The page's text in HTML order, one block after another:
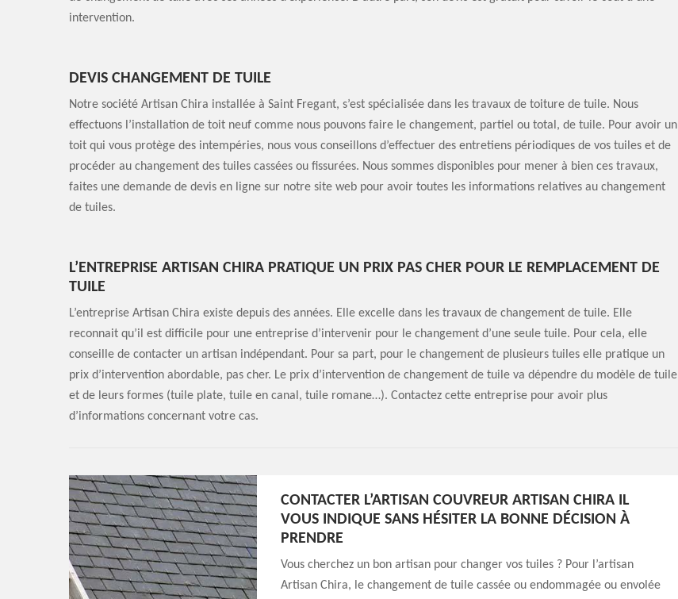
intervention.
DEVIS CHANGEMENT DE TUILE
Notre société Artisan Chira installée à Saint Fregant, s’est spécialisée dans les travaux de toiture de tuile. Nous
effectuons l’installation de toit neuf comme nous pouvons faire le changement, partiel ou total, de tuile. Pour avoir un
toit qui vous protège des intempéries, nous vous conseillons d’effectuer des entretiens périodiques de vos tuiles et de
procéder au changement des tuiles cassées ou fissurées. Nous sommes disponibles pour mener à bien ces travaux,
faites une demande de devis en ligne sur notre site web pour avoir toutes les informations relatives au changement
de tuiles.
L’ENTREPRISE ARTISAN CHIRA PRATIQUE UN PRIX PAS CHER POUR LE REMPLACEMENT DE
TUILE
L’entreprise Artisan Chira existe depuis des années. Elle excelle dans les travaux de changement de tuile. Elle
reconnait qu’il est difficile pour une entreprise d’intervenir pour le changement d’une seule tuile. Pour cela, elle
conseille de contacter un artisan indépendant. Pour sa part, pour le changement de plusieurs tuiles elle pratique un
prix d’intervention abordable, pas cher. Le prix d’intervention de changement de tuile va dépendre du modèle de tuile
et de leurs formes (tuile plate, tuile en canal, tuile romane…). Contactez cette entreprise pour avoir plus
d’informations concernant votre cas.
CONTACTER L’ARTISAN COUVREUR ARTISAN CHIRA IL
VOUS INDIQUE SANS HÉSITER LA BONNE DÉCISION À
PRENDRE
Vous cherchez un bon artisan pour changer vos tuiles ? Pour l’artisan
Artisan Chira, le changement de tuile cassée ou endommagée ou envolée